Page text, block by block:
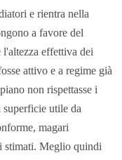
e rientra nella
a favore del
l'altezza effettiva dei
attivo e a regime già
non rispettasse i
superficie utile da
magari
stimati. Meglio quindi